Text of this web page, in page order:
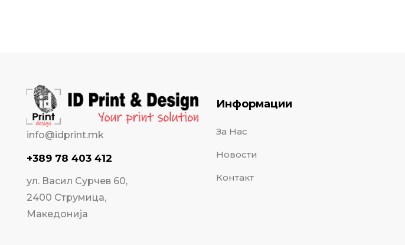
info@idprint.mk
+389 78 403 412
ул. Васил Сурчев 60,
2400 Струмица,
Македонија
Информации
За Нас
Новости
Контакт